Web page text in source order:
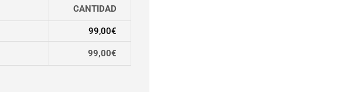
CANTIDAD
99,00€
99,00€